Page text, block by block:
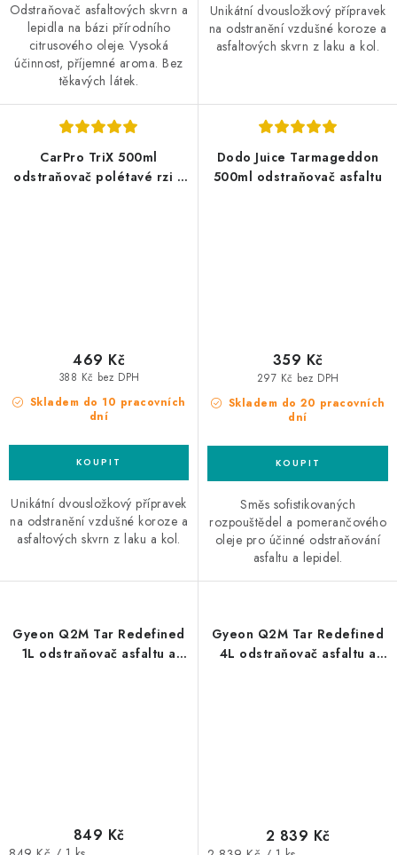
Odstraňovač asfaltových skvrn a
lepidla na bázi přírodního
citrusového oleje. Vysoká
účinnost, příjemné aroma. Bez
těkavých látek.
Unikátní dvousložkový přípravek
na odstranění vzdušné koroze a
asfaltových skvrn z laku a kol.
CarPro TriX 500ml
odstraňovač polétavé rzi a
Skladem do 10 pracovních
dní
388 Kč bez DPH
469 Kč
Unikátní dvousložkový přípravek
na odstranění vzdušné koroze a
asfaltových skvrn z laku a kol.
Dodo Juice Tarmageddon
500ml odstraňovač asfaltu
Skladem do 20 pracovních
dní
297 Kč bez DPH
359 Kč
Směs sofistikovaných
rozpouštědel a pomerančového
oleje pro účinné odstraňování
asfaltu a lepidel.
Gyeon Q2M Tar Redefined
1L odstraňovač asfaltu a
849 Kč
Gyeon Q2M Tar Redefined
4L odstraňovač asfaltu a
2 839 Kč